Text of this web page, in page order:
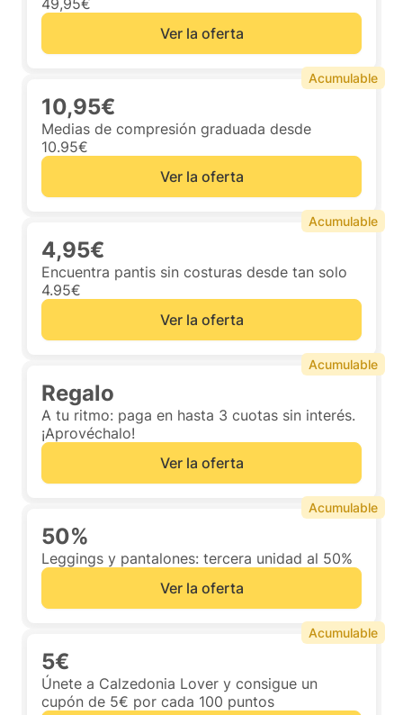
49,95€
Ver la oferta
10,95€
Medias de compresión graduada desde
10.95€
Ver la oferta
Acumulable
4,95€
Encuentra pantis sin costuras desde tan solo
4.95€
Ver la oferta
Acumulable
Regalo
A tu ritmo: paga en hasta 3 cuotas sin interés.
¡Aprovéchalo!
Ver la oferta
Acumulable
50%
Leggings y pantalones: tercera unidad al 50%
Ver la oferta
Acumulable
5€
Únete a Calzedonia Lover y consigue un
cupón de 5€ por cada 100 puntos
Acumulable